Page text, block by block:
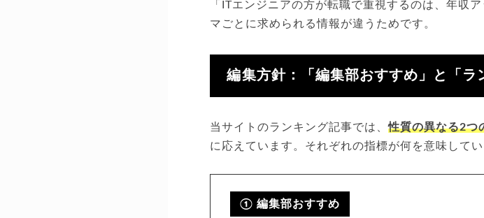
「ITエンジニアの方が転職で重視するのは、年収
マごとに求められる情報が違うためです。
編集方針：「編集部おすすめ」と「ラ
当サイトのランキング記事では、性質の異なる2つ
に応えています。それぞれの指標が何を意味して
① 編集部おすすめ